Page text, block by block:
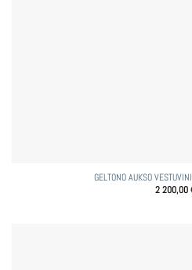
GELTONO AUKSO
2 200,00